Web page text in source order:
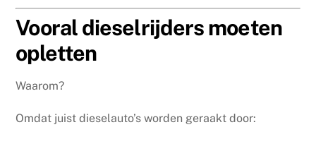
Vooral dieselrijders moeten
opletten
Waarom?
Omdat juist dieselauto’s worden geraakt door: